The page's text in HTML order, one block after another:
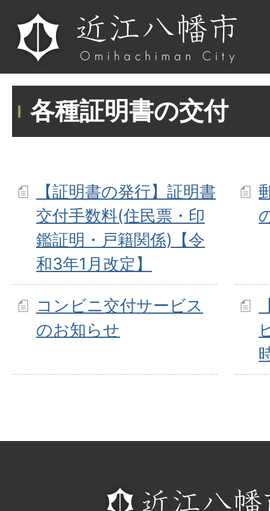
各種証明書の交付
【証明書の発行】証明書
交付手数料(住民票・印
鑑証明・戸籍関係)【令
和3年1月改定】
コンビニ交付サービス
のお知らせ